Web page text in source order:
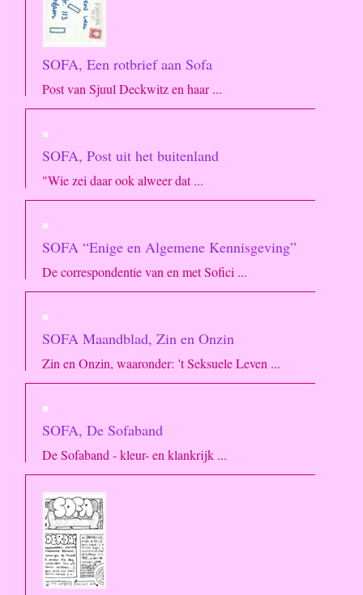
SOFA, Een rotbrief aan Sofa
Post van Sjuul Deckwitz en haar ...
SOFA, Post uit het buitenland
"Wie zei daar ook alweer dat ...
SOFA “Enige en Algemene Kennisgeving”
De correspondentie van en met Sofici ...
SOFA Maandblad, Zin en Onzin
Zin en Onzin, waaronder: 't Seksuele Leven ...
SOFA, De Sofaband
De Sofaband - kleur- en klankrijk ...